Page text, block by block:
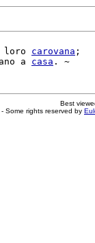
loro carovana ;
a casa
Best
Some rights reserved by